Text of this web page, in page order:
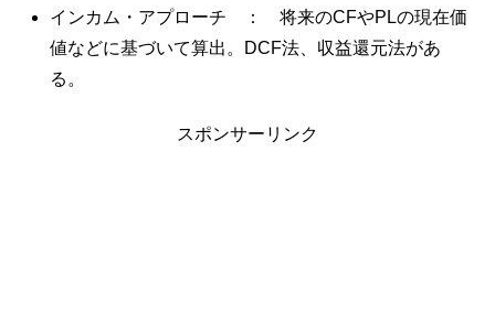
インカム・アプローチ ： 将来のCFやPLの現在価
値などに基づいて算出。DCF法、収益還元法があ
る。
スポンサーリンク